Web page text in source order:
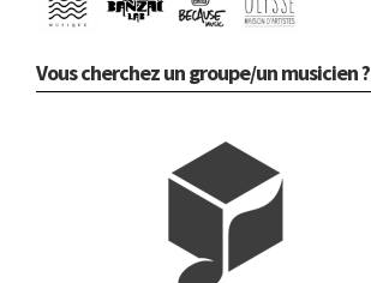
Vous cherchez un groupe/un musicien ?